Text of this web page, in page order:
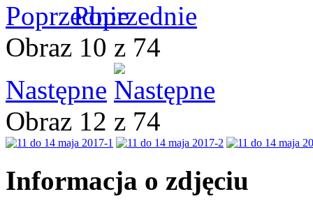
Poprzednie
Obraz 10 z 74
Następne
Obraz 12 z 74
Informacja o zdjęciu